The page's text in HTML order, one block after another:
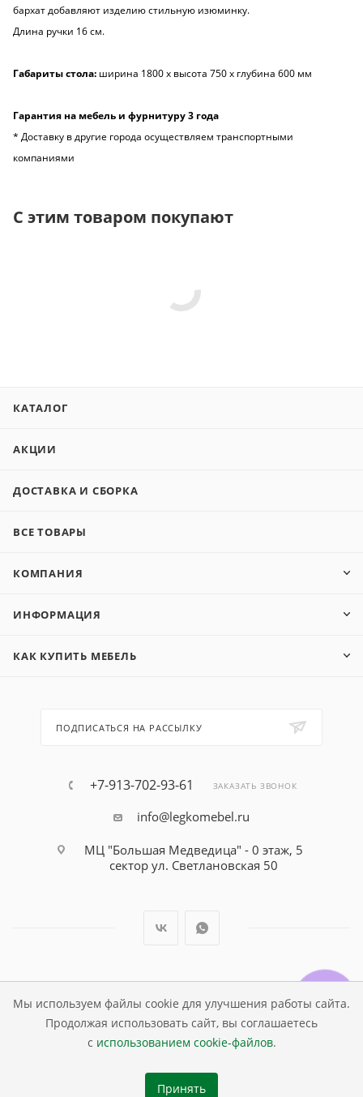
Мы используем файлы cookie для улучшения работы сайта.
Продолжая использовать сайт, вы соглашаетесь
с использованием cookie-файлов.
Принять
бархат добавляют изделию стильную изюминку.
Длина ручки 16 см.
Габариты стола: ширина 1800 х высота 750 х глубина 600 мм
Гарантия на мебель и фурнитуру 3 года
* Доставку в другие города осуществляем транспортными
компаниями
С этим товаром покупают
КАТАЛОГ
АКЦИИ
ДОСТАВКА И СБОРКА
ВСЕ ТОВАРЫ
КОМПАНИЯ
ИНФОРМАЦИЯ
КАК КУПИТЬ МЕБЕЛЬ
ПОДПИСАТЬСЯ НА РАССЫЛКУ
+7-913-702-93-61 ЗАКАЗАТЬ ЗВОНОК
info@legkomebel.ru
МЦ "Большая Медведица" - 0 этаж, 5
сектор ул. Светлановская 50